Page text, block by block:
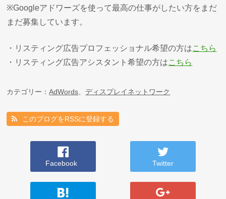
※Googleアドワーズを使って最高の仕事がしたい方をまだ
まだ募集しています。
・リスティング広告プロフェッショナル希望の方はこちら
・リスティング広告アシスタント希望の方はこちら
カテゴリー：AdWords 、ディスプレイネットワーク
このブログをRSSに登録する
Facebook Twitter